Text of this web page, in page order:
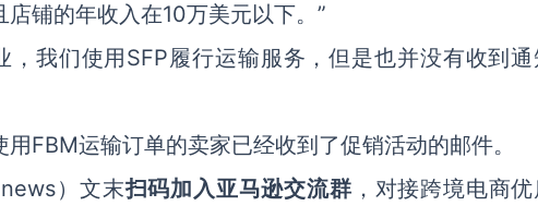
铺的年收入在10万美元以下。”
，我们使用SFP履行运输服务，但是也并没有收到通
用FBM运输订单的卖家已经收到了促销活动的邮件。
）文末扫码加 入 亚马逊交流群 ，对接跨境电商